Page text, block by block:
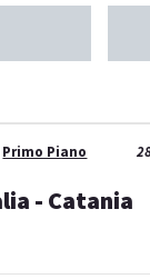
Primo Piano
- Catania